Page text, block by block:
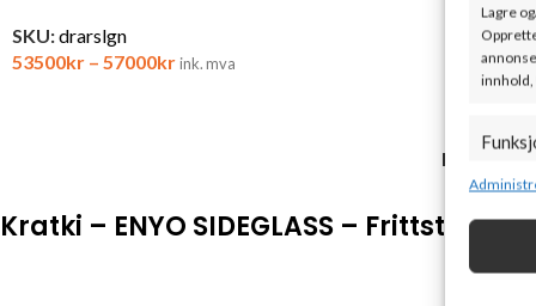
Lagre
innhold,
Matche
og
SKU:drarslgn
53500kr – 57000krink. mva
Kratki – ENYO SIDEGLASS – Frittstående